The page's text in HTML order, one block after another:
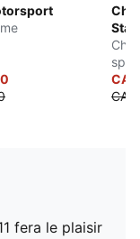
fera le plaisir